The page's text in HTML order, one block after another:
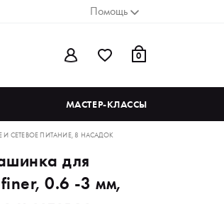
Помощь
0
МАСТЕР-КЛАССЫ
И СЕТЕВОЕ ПИТАНИЕ, 8 НАСАДОК
для
0.6 -3 мм,